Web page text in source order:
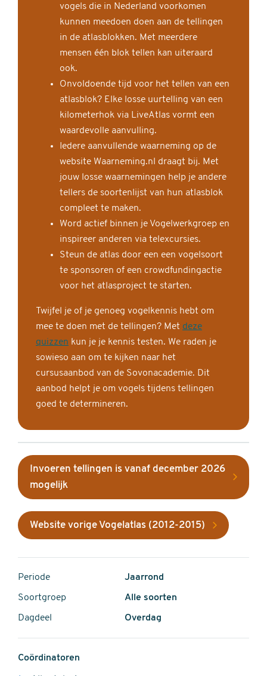
vogels die in Nederland voorkomen
kunnen meedoen doen aan de tellingen
in de atlasblokken. Met meerdere
mensen één blok tellen kan uiteraard
ook.
Onvoldoende tijd voor het tellen van een
atlasblok? Elke losse uurtelling van een
kilometerhok via LiveAtlas vormt een
waardevolle aanvulling.
Iedere aanvullende waarneming op de
website Waarneming.nl draagt bij. Met
jouw losse waarnemingen help je andere
tellers de soortenlijst van hun atlasblok
compleet te maken.
Word actief binnen je Vogelwerkgroep en
inspireer anderen via telexcursies.
Steun de atlas door een een vogelsoort
te sponsoren of een crowdfundingactie
voor het atlasproject te starten.
Twijfel je of je genoeg vogelkennis hebt om
mee te doen met de tellingen? Met deze
quizzen kun je je kennis testen. We raden je
sowieso aan om te kijken naar het
cursusaanbod van de Sovonacademie. Dit
aanbod helpt je om vogels tijdens tellingen
goed te determineren.
Invoeren tellingen is vanaf december 2026
mogelijk
Website vorige Vogelatlas (2012-2015)
Periode Jaarrond
Soortgroep Alle soorten
Dagdeel Overdag
Coördinatoren